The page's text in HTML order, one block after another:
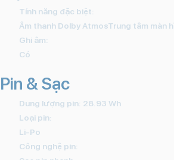
Tính năng đặc biệt:
Âm thanh Dolby AtmosTrung tâm màn
Ghi âm:
Có
Pin & Sạc
Dung lượng pin: 28.93 Wh
Loại pin:
Li-Po
Công nghệ pin: